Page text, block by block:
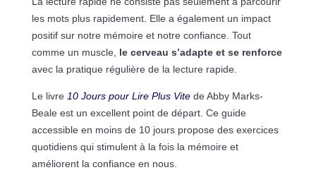
les mots plus rapidement. Elle a également un impact
positif sur notre mémoire et notre confiance. Tout
comme un muscle, le cerveau s’adapte et se renforce
avec la pratique régulière de la lecture rapide.
Le livre 10 Jours pour Lire Plus Vitede Abby Marks-
Beale est un excellent point de départ. Ce guide
accessible en moins de 10 jours propose des exercices
quotidiens qui stimulent à la fois la mémoire et
améliorent la confiance en nous.